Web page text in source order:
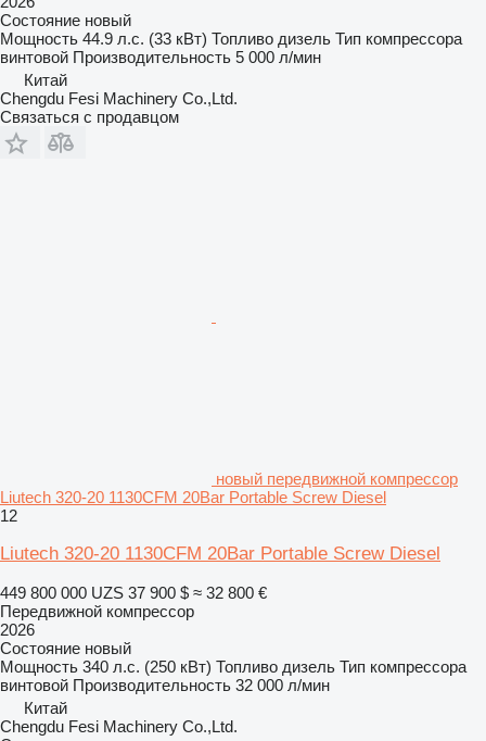
Состояние новый
Мощность 44.9 л.с. (33 кВт) Топливо дизель Тип компрессора
винтовой Производительность 5 000 л/мин
Китай
Chengdu Fesi Machinery Co.,Ltd.
Связаться с продавцом
новый передвижной компрессор
Liutech 320-20 1130CFM 20Bar Portable Screw Diesel
12
Liutech 320-20 1130CFM 20Bar Portable Screw Diesel
449 800 000 UZS 37 900 $ ≈ 32 800 €
Передвижной компрессор
2026
Состояние новый
Мощность 340 л.с. (250 кВт) Топливо дизель Тип компрессора
винтовой Производительность 32 000 л/мин
Китай
Chengdu Fesi Machinery Co.,Ltd.